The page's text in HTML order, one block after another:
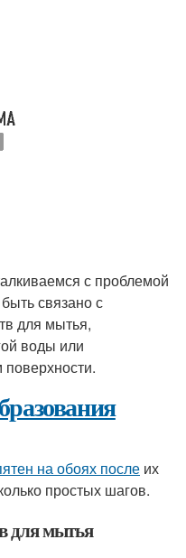
с проблемой
связано с
для мытья,
воды или
на обоях после их
простых шагов.
для мытья